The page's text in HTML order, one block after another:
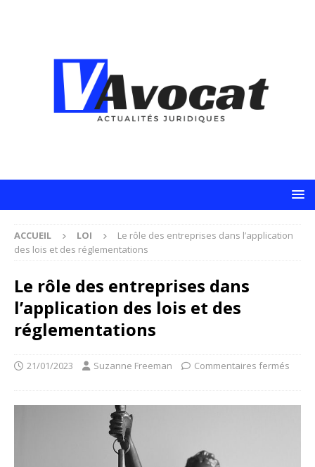
ACCUEIL LOI
Le rôle des entreprises dans l’application
des lois et des réglementations
Le rôle des entreprises dans
l’application des lois et des
réglementations
21/01/2023 Suzanne Freeman Commentaires fermés